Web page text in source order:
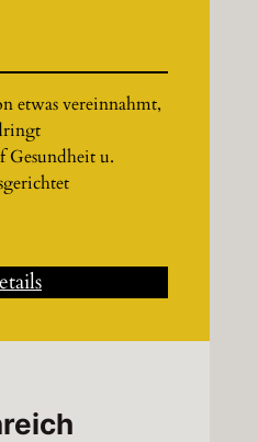
etwas vereinnahmt,
Gesundheit u.